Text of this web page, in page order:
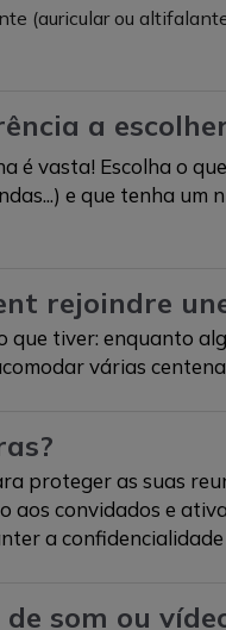
(auricular ou
a
é vasta! Escolha o
e que tenha
rejoindre
tiver: enquanto
várias
proteger as suas
aos convidados e
a confidencialidade
som ou